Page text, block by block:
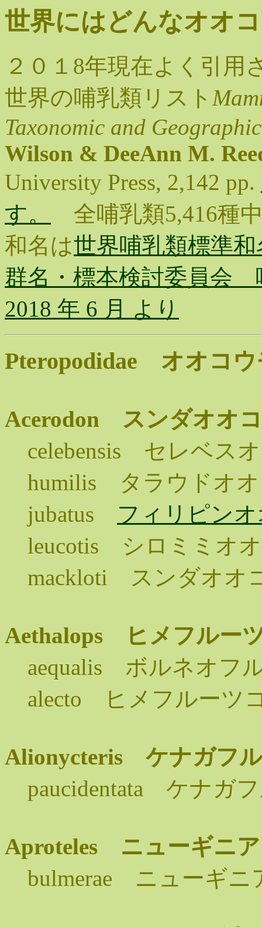
世界にはどんなオオ
２０１8年現在よく引用
世界の哺乳類リスト
Taxonomic and
Wilson & DeeAnn M.
University Press, 2,142 pp.
す。
全哺乳類5,416
和名は世界哺乳類標準
群名・標本検討委員
2018 年 6 月 より
Pteropodidae オオコウ
Acerodon スンダオオ
celebensis セレベス
humilis タラウドオオ
jubatus フィリピン
leucotis シロミミオ
mackloti スンダオオ
Aethalops ヒメフルー
aequalis ボルネオフ
alecto ヒメフルーツ
Alionycteris ケナガフ
paucidentata ケナガ
Aproteles ニューギニ
bulmerae ニューギニ